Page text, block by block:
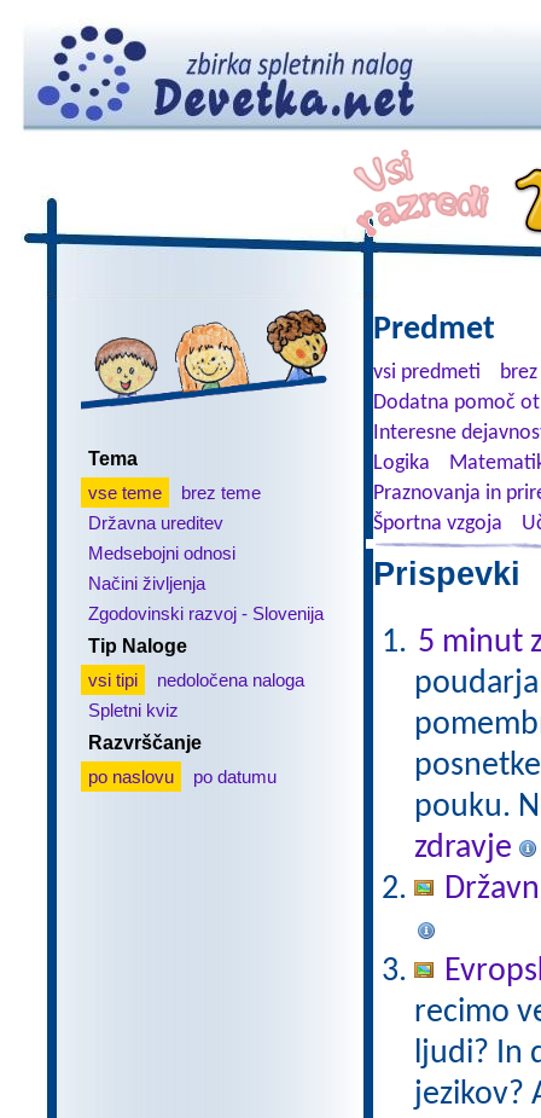
Tema
vse teme
brez teme
Državna ureditev
Medsebojni odnosi
Načini življenja
Zgodovinski razvoj - Slovenija
Tip Naloge
vsi tipi
nedoločena naloga
Spletni kviz
Razvrščanje
po naslovu
po datumu
Predmet
vsi predmeti
Dodatna pomoč
Interesne
Logika
Praznovanja in
Športna vzgoja
Prispevki
5 minut
pouku.
zdravje
recimo
ljudi? In
jezikov?